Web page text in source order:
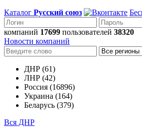
Каталог Русский союз
компаний 17699 пользователей 38320
Новости компаний
ДНР (61)
ЛНР (42)
Россия (16896)
Украина (164)
Беларусь (379)
Вся ДНР